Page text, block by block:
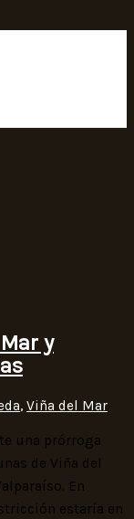
y
, Viña del Mar
una prórroga
de Viña del
En
estaría en